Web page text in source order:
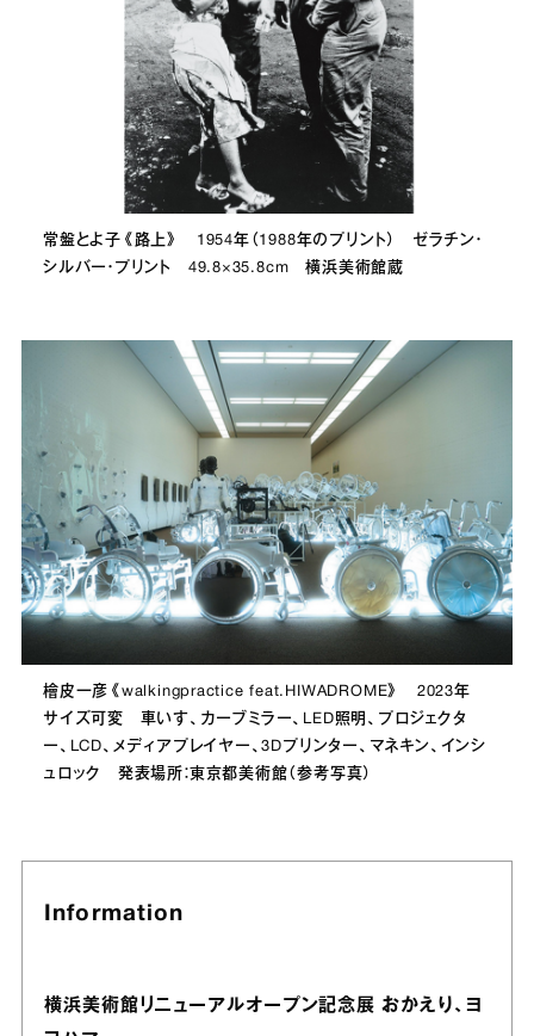
常盤とよ子《路上》 1954年（1988年のプリント） ゼラチン・
シルバー・プリント 49.8×35.8cm 横浜美術館蔵
檜皮一彦《walkingpractice feat.HIWADROME》 2023年
サイズ可変 車いす、カーブミラー、LED照明、プロジェクタ
ー、LCD、メディアプレイヤー、3Dプリンター、マネキン、インシ
ュロック 発表場所：東京都美術館（参考写真）
Information
横浜美術館リニューアルオープン記念展 おかえり、ヨ